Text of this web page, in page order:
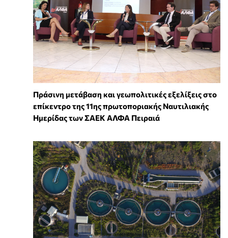
Πράσινη μετάβαση και γεωπολιτικές εξελίξεις στο
επίκεντρο της 11ης πρωτοποριακής Ναυτιλιακής
Ημερίδας των ΣΑΕΚ ΑΛΦΑ Πειραιά